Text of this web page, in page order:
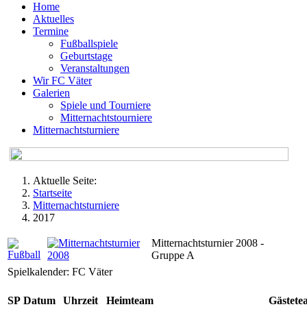
Home
Aktuelles
Termine
Fußballspiele
Geburtstage
Veranstaltungen
Wir FC Väter
Galerien
Spiele und Tourniere
Mitternachtstourniere
Mitternachtsturniere
Aktuelle Seite:
Startseite
Mitternachtsturniere
2017
Mitternachtsturnier 2008 -
Gruppe A
Spielkalender: FC Väter
SP Datum Uhrzeit Heimteam